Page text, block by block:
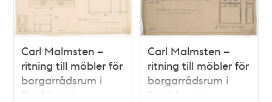
Carl Malmsten –
ritning till möbler för
borgarrådsrum i
Stadshuset
Carl Malmsten –
ritning till möbler för
borgarrådsrum i
Stadshuset